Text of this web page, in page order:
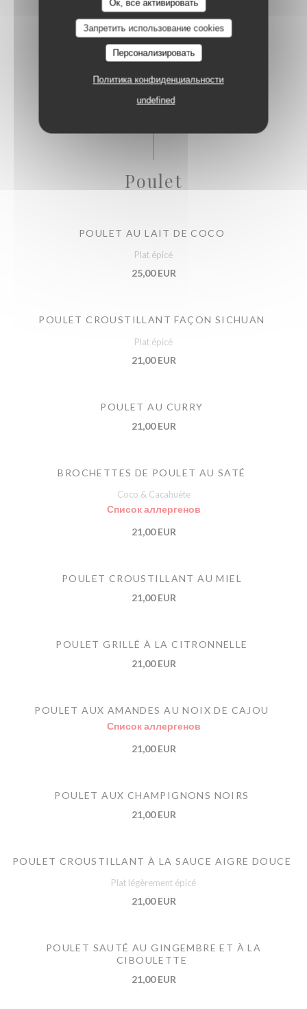
Ок, все активировать
Запретить использование cookies
Персонализировать
Политика конфиденциальности
undefined
CREVETTES SAUTÉES AUX CÉRÉALES
Spécialités
28,00 EUR
Poulet
POULET AU LAIT DE COCO
Plat épicé
25,00 EUR
POULET CROUSTILLANT FAÇON SICHUAN
Plat épicé
21,00 EUR
POULET AU CURRY
21,00 EUR
BROCHETTES DE POULET AU SATÉ
Coco & Cacahuète
Список аллергенов
21,00 EUR
POULET CROUSTILLANT AU MIEL
21,00 EUR
POULET GRILLÉ À LA CITRONNELLE
21,00 EUR
POULET AUX AMANDES AU NOIX DE CAJOU
Список аллергенов
21,00 EUR
POULET AUX CHAMPIGNONS NOIRS
21,00 EUR
POULET CROUSTILLANT À LA SAUCE AIGRE DOUCE
Plat légèrement épicé
21,00 EUR
POULET SAUTÉ AU GINGEMBRE ET À LA
CIBOULETTE
21,00 EUR